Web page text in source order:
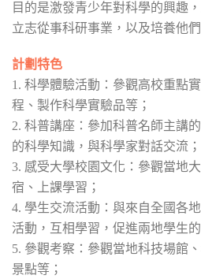
目的是激發青少年對科學的興趣
立志從事科研事業，以及培養他
計劃特色
1. 科學體驗活動：參觀高校重點
程、製作科學實驗品等；
2. 科普講座：參加科普名師主講
的科學知識，與科學家對話交流；
3. 感受大學校園文化：參觀當地
宿、上課學習；
4. 學生交流活動：與來自全國各
活動，互相學習，促進兩地學生的
5. 參觀考察：參觀當地科技場館
景點等；